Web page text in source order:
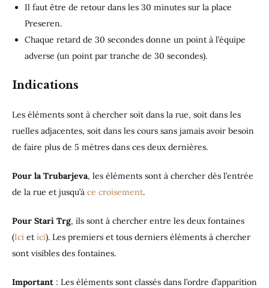
Il faut être de retour dans les 30 minutes sur la place
Preseren.
Chaque retard de 30 secondes donne un point à l’équipe
adverse (un point par tranche de 30 secondes).
Indications
Les éléments sont à chercher soit dans la rue, soit dans les
ruelles adjacentes, soit dans les cours sans jamais avoir besoin
de faire plus de 5 mètres dans ces deux dernières.
Pour la Trubarjeva, les éléments sont à chercher dès l’entrée
de la rue et jusqu’à ce croisement.
Pour Stari Trg, ils sont à chercher entre les deux fontaines
(Ici et ici). Les premiers et tous derniers éléments à chercher
sont visibles des fontaines.
Important : Les éléments sont classés dans l’ordre d’apparition